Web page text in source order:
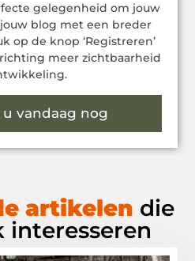
gelegenheid om jouw
blog met een breder
op de knop ‘Registreren’
meer zichtbaarheid
u vandaag nog
artikelen die
interesseren